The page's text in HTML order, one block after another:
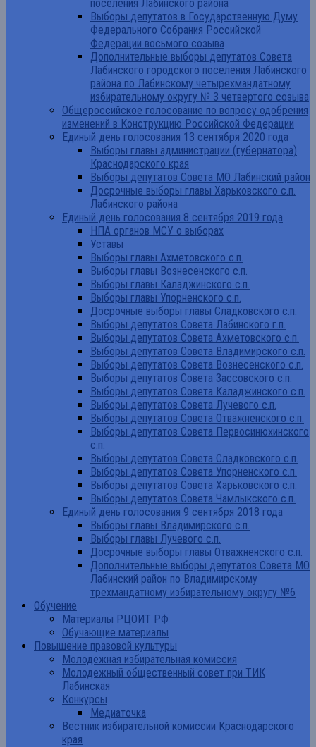
поселения Лабинского района
Выборы депутатов в Государственную Думу
Федерального Собрания Российской
Федерации восьмого созыва
Дополнительные выборы депутатов Совета
Лабинского городского поселения Лабинского
района по Лабинскому четырехмандатному
избирательному округу № 3 четвертого созыва
Общероссийское голосование по вопросу одобрения
изменений в Конструкцию Российской Федерации
Единый день голосования 13 сентября 2020 года
Выборы главы администрации (губернатора)
Краснодарского края
Выборы депутатов Совета МО Лабинский район
Досрочные выборы главы Харьковского с.п.
Лабинского района
Единый день голосования 8 сентября 2019 года
НПА органов МСУ о выборах
Уставы
Выборы главы Ахметовского с.п.
Выборы главы Вознесенского с.п.
Выборы главы Каладжинского с.п.
Выборы главы Упорненского с.п.
Досрочные выборы главы Сладковского с.п.
Выборы депутатов Совета Лабинского г.п.
Выборы депутатов Совета Ахметовского с.п.
Выборы депутатов Совета Владимирского с.п.
Выборы депутатов Совета Вознесенского с.п.
Выборы депутатов Совета Зассовского с.п.
Выборы депутатов Совета Каладжинского с.п.
Выборы депутатов Совета Лучевого с.п.
Выборы депутатов Совета Отважненского с.п.
Выборы депутатов Совета Первосинюхинского
с.п.
Выборы депутатов Совета Сладковского с.п.
Выборы депутатов Совета Упорненского с.п.
Выборы депутатов Совета Харьковского с.п.
Выборы депутатов Совета Чамлыкского с.п.
Единый день голосования 9 сентября 2018 года
Выборы главы Владимирского с.п.
Выборы главы Лучевого с.п.
Досрочные выборы главы Отважненского с.п.
Дополнительные выборы депутатов Совета МО
Лабинский район по Владимирскому
трехмандатному избирательному округу №6
Обучение
Материалы РЦОИТ РФ
Обучающие материалы
Повышение правовой культуры
Молодежная избирательная комиссия
Молодежный общественный совет при ТИК
Лабинская
Конкурсы
Медиаточка
Вестник избирательной комиссии Краснодарского
края